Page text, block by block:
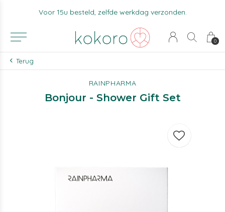
0
Voor 15u besteld, zelfde werkdag verzonden.
Terug
RAINPHARMA
Bonjour - Shower Gift Set